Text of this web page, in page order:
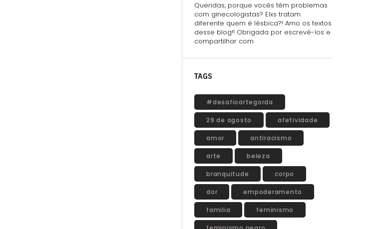
Queridas, porque vocês têm problemas
com ginecologistas? Elxs tratam
diferente quem é lésbica?! Amo os textos
desse blog!! Obrigada por escrevê-los e
compartilhar com
TAGS
#desafioartegorda
29 de agosto afetividade
amor antiracismo
arte beleza
branquitude corpo
dor empoderamento
familia feminismo